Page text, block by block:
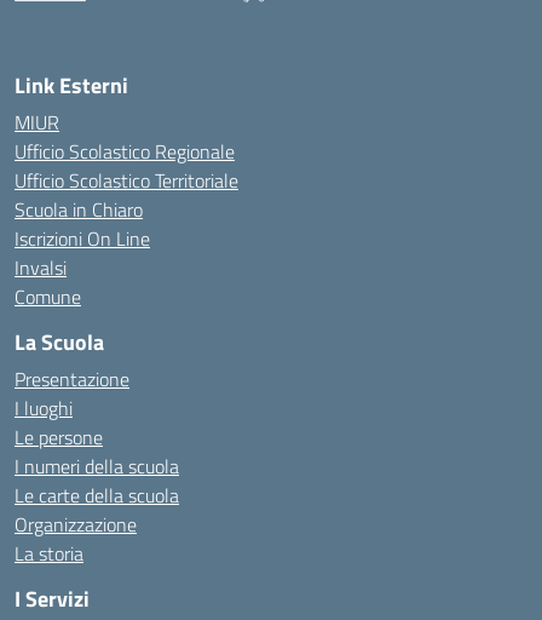
Link Esterni
MIUR
Ufficio Scolastico Regionale
Ufficio Scolastico Territoriale
Scuola in Chiaro
Iscrizioni On Line
Invalsi
Comune
La Scuola
Presentazione
I luoghi
Le persone
I numeri della scuola
Le carte della scuola
Organizzazione
La storia
I Servizi